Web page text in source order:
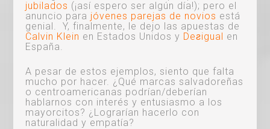
jubilados (¡así espero ser algún día!); pero el
anuncio para jóvenes parejas de novios está
genial. Y, finalmente, le dejo las apuestas de
Calvin Klein en Estados Unidos y Deƨigual en
España.
A pesar de estos ejemplos, siento que falta
mucho por hacer. ¿Qué marcas salvadoreñas
o centroamericanas podrían/deberían
hablarnos con interés y entusiasmo a los
mayorcitos? ¿Lograrían hacerlo con
naturalidad y empatía?